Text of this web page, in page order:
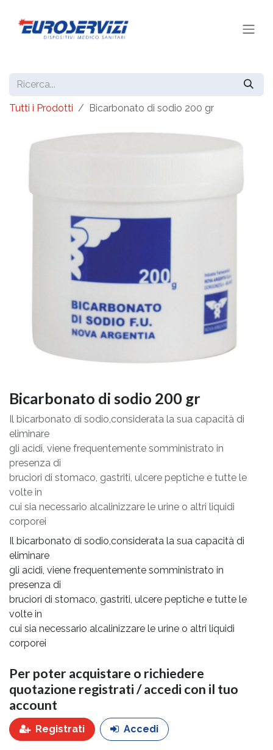
Tutti i Prodotti Bicarbonato di sodio 200 gr
Bicarbonato di sodio 200 gr
Il bicarbonato di sodio,considerata la sua capacità di
eliminare
gli acidi, viene frequentemente somministrato in
presenza di
bruciori di stomaco, gastriti, ulcere peptiche e tutte le
volte in
cui sia necessario alcalinizzare le urine o altri liquidi
corporei
Il bicarbonato di sodio,considerata la sua capacità di
eliminare
gli acidi, viene frequentemente somministrato in
presenza di
bruciori di stomaco, gastriti, ulcere peptiche e tutte le
volte in
cui sia necessario alcalinizzare le urine o altri liquidi
corporei
Per poter acquistare o richiedere
quotazione registrati / accedi con il tuo
account
Registrati Accedi